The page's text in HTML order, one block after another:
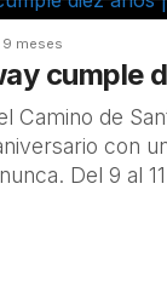
9 meses
cumple
Camino de
con
Del 9 al